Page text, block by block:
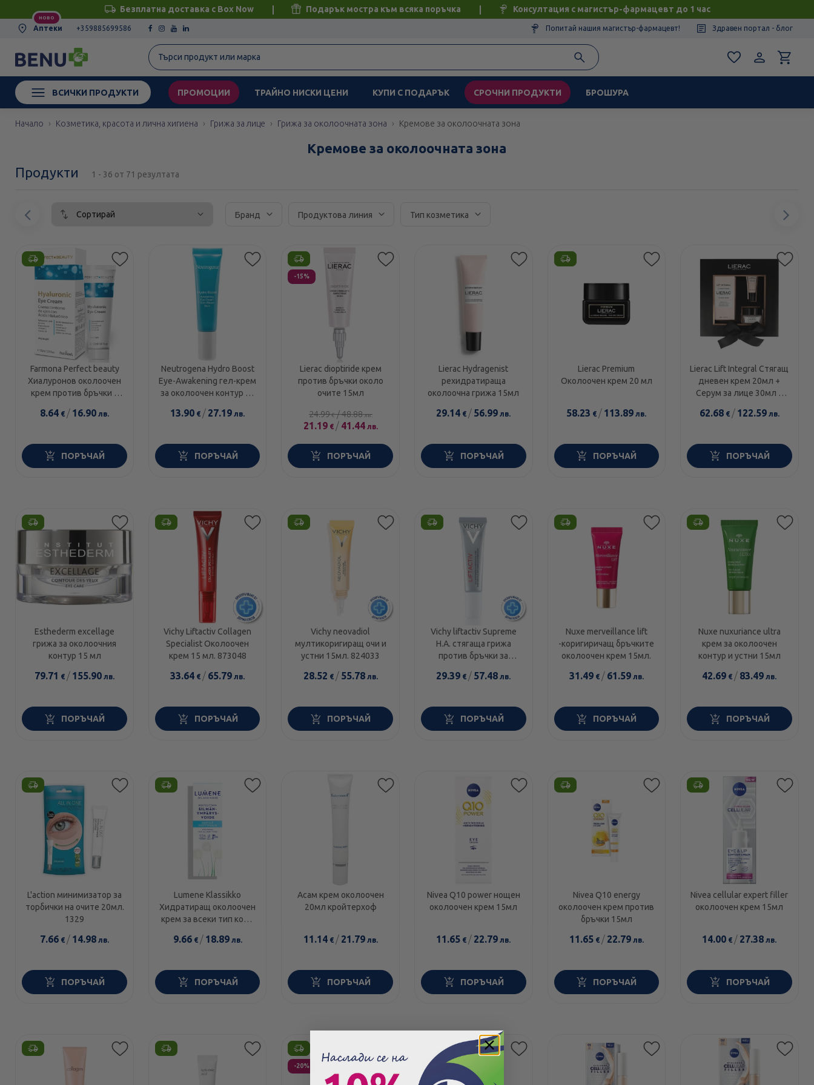
Безплатна доставка с Box Now Подарък мостра към всяка поръчка Консултация с магистър-фармацевт до 1 час
НОВО
Аптеки +359885699586 Попитай нашия магистър-фармацевт! Здравен портал - блог
ВСИЧКИ ПРОДУКТИ ПРОМОЦИИ ТРАЙНО НИСКИ ЦЕНИ КУПИ С ПОДАРЪК СРОЧНИ ПРОДУКТИ БРОШУРА
Начало Козметика, красота и лична хигиена Грижа за лице Грижа за околоочната зона Кремове за околоочната зона
Кремове за околоочната зона
Продукти
1 - 36 от 71 резултата
Сортирай
Бранд Продуктова линия Тип козметика
Предишен
Farmona Perfect beauty
Хиалуронов околоочен
крем против бръчки и
8.64 € / 16.90 лв.
ПОРЪЧАЙ
Neutrogena Hydro Boost
Еye-Аwakening гел-крем
за околоочен контур 15
13.90 € / 27.19 лв.
ПОРЪЧАЙ
Етикети
-15%
Lierac dioptiride крем
против бръчки около
очите 15мл
24.99€ /48.88лв.
21.19€ / 41.44лв.
ПОРЪЧАЙ
Lierac Hydragenist
рехидратираща
околоочна грижа 15мл
29.14 € / 56.99 лв.
ПОРЪЧАЙ
Етикети
Lierac Premium
Околоочен крем 20 мл
58.23 € / 113.89 лв.
ПОРЪЧАЙ
Етикети
Lierac Lift Integral Стягащ
дневен крем 20мл +
Серум за лице 30мл +
крем 7.5мл
62.68€ / 122.59лв.
ПОРЪЧАЙ
Етикети
Esthederm excellage
грижа за околоочния
контур 15 мл
79.71 € / 155.90 лв.
ПОРЪЧАЙ
Етикети
Vichy Liftactiv Collagen
Specialist Околоочен
крем 15 мл. 873048
33.64 € / 65.79 лв.
ПОРЪЧАЙ
Етикети
Vichy neovadiol
мултикоригиращ очи и
устни 15мл. 824033
28.52 € / 55.78лв.
ПОРЪЧАЙ
Етикети
Vichy liftactiv Supreme
H.A. стягаща грижа
против бръчки за
15мл 323332
29.39 € / 57.48 лв.
ПОРЪЧАЙ
Nuxe merveillance lift
-коригиричащ бръчките
околоочен крем 15мл.
31.49€ / 61.59лв.
ПОРЪЧАЙ
Nuxe nuxuriance ultra
крем за околоочен
контур и устни 15мл
42.69 € / 83.49 лв.
ПОРЪЧАЙ
L'action минимизатор за
торбички на очите 20мл.
1329
7.66 € / 14.98 лв.
ПОРЪЧАЙ
Lumene Klassikko
Хидратиращ околоочен
крем за всеки тип кожа
9.66€ / 18.89лв.
ПОРЪЧАЙ
Асам крем околоочен
20мл кройтерхоф
11.14€ / 21.79лв.
ПОРЪЧАЙ
Nivea Q10 power нощен
околоочен крем 15мл
11.65 € / 22.79 лв.
ПОРЪЧАЙ
Nivea Q10 energy
oколоочен крем против
бръчки 15мл
11.65€ / 22.79лв.
ПОРЪЧАЙ
Nivea cellular expert filler
околоочен крем 15мл
14.00 € / 27.38 лв.
ПОРЪЧАЙ
Етикети
-20%
Етикети
-15%